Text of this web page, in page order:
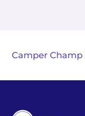
Camper Champ